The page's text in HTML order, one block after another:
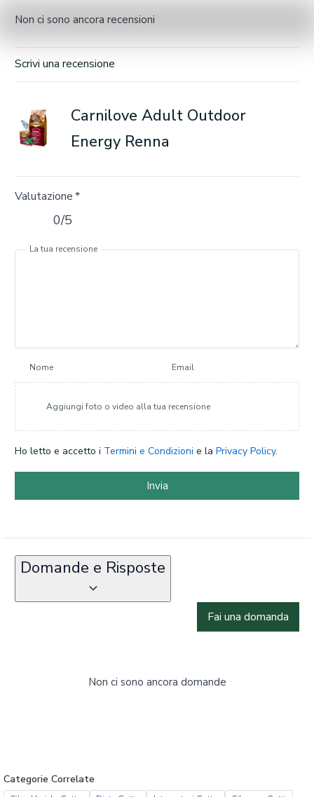
Non ci sono ancora recensioni
Scrivi una recensione
Carnilove Adult Outdoor
Energy Renna
Valutazione*
0/5
La tua recensione
Nome Email
Aggiungi foto o video alla tua recensione
Ho letto e accetto i Termini e Condizioni e la Privacy Policy.
Invia
Domande e Risposte
Fai una domanda
Non ci sono ancora domande
Categorie Correlate